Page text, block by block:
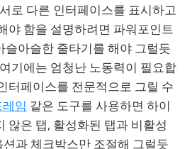
로 다른 인터페이스를 표시하고
야 함을 설명하려면 파워포인트
슬아슬한 줄타기를 해야 그럴듯
기에는 엄청난 노동력이 필요합
터페이스를 전문적으로 그릴 수
임 같은 도구를 사용하면 하이
않은 탭, 활성화된 탭과 비활성
과 체크박스만 조절해 그럴듯